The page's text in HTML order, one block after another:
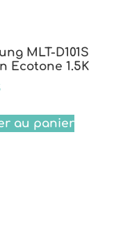
MLT-D101S
Ecotone 1.5K
au panier